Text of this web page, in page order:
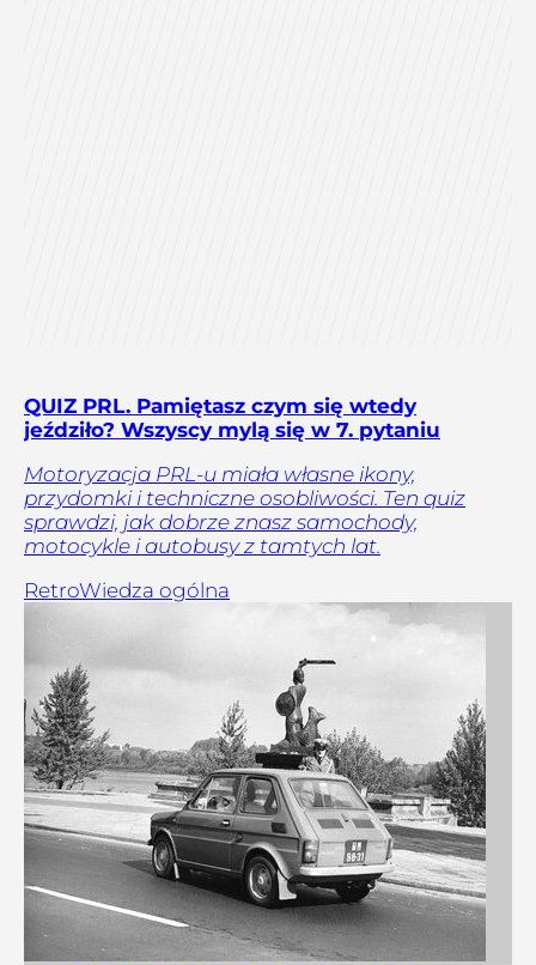
QUIZ PRL. Pamiętasz czym się wtedy
jeździło? Wszyscy mylą się w 7. pytaniu
Motoryzacja PRL-u miała własne ikony,
przydomki i techniczne osobliwości. Ten quiz
sprawdzi, jak dobrze znasz samochody,
motocykle i autobusy z tamtych lat.
RetroWiedza ogólna